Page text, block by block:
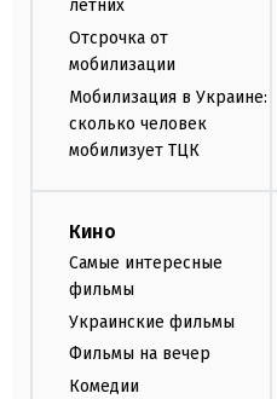
летних
Отсрочка от
мобилизации
Мобилизация в Украине:
сколько человек
мобилизует ТЦК
Кино
Самые интересные
фильмы
Украинские фильмы
Фильмы на вечер
Комедии